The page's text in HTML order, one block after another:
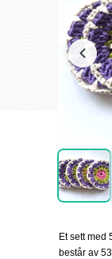
Et sett med
består av